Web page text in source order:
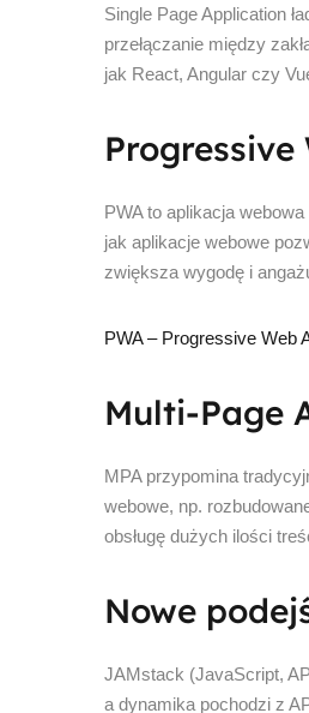
Single Page Application
przełączanie między
jak React, Angular czy
Progressive
PWA to aplikacja
jak aplikacje webowe
zwiększa wygodę i
PWA – Progressive Web
Multi-Page
MPA przypomina
webowe, np.
obsługę dużych ilości
Nowe
JAMstack (JavaScript,
a dynamika pochodzi z